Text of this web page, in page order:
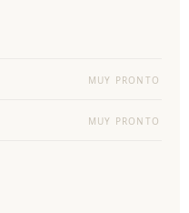
MUY PRONTO
MUY PRONTO